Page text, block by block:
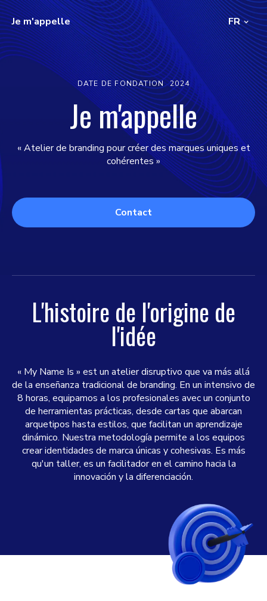
Je m'appelle FR
DATE DE FONDATION 2024
Je m'appelle
« Atelier de branding pour créer des marques uniques et
cohérentes »
Contact
L'histoire de l'origine de
l'idée
« My Name Is » est un atelier disruptivo que va más allá
de la enseñanza tradicional de branding. En un intensivo de
8 horas, equipamos a los profesionales avec un conjunto
de herramientas prácticas, desde cartas que abarcan
arquetipos hasta estilos, que facilitan un aprendizaje
dinámico. Nuestra metodología permite a los equipos
crear identidades de marca únicas y cohesivas. Es más
qu'un taller, es un facilitador en el camino hacia la
innovación y la diferenciación.